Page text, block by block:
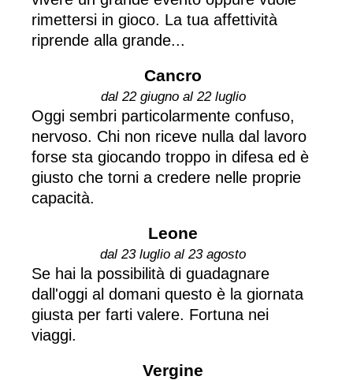
rimettersi in gioco. La tua affettività
riprende alla grande...
Cancro
dal 22 giugno al 22 luglio
Oggi sembri particolarmente confuso,
nervoso. Chi non riceve nulla dal lavoro
forse sta giocando troppo in difesa ed è
giusto che torni a credere nelle proprie
capacità.
Leone
dal 23 luglio al 23 agosto
Se hai la possibilità di guadagnare
dall'oggi al domani questo è la giornata
giusta per farti valere. Fortuna nei
viaggi.
Vergine